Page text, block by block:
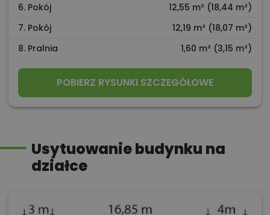
6. Pokój
12,55 m² (18,44 m²)
7. Pokój
12,19 m² (18,07 m²)
8. Pralnia
1,60 m² (3,15 m²)
POBIERZ RYSUNKI SZCZEGÓŁOWE
Usytuowanie budynku na
działce